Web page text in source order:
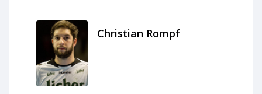
Christian Rompf